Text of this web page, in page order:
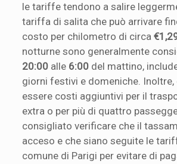
le tariffe tendono a salire
tariffa di salita che può arrivare
costo per chilometro di circa
notturne sono generalmente
20:00 alle 6:00 del mattino,
giorni festivi e domeniche. Inoltre,
essere costi aggiuntivi per il
extra o per più di quattro
consigliato verificare che il
acceso e che siano seguite le
comune di Parigi per evitare di